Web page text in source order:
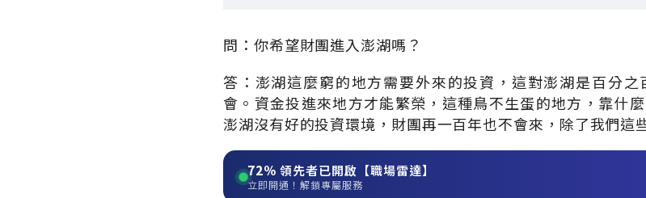
問：你希望財團進入澎湖嗎？
答：澎湖這麼窮的地方需要外來的投資，這對澎湖是百分
會。資金投進來地方才能繁榮，這種鳥不生蛋的地方，靠什
澎湖沒有好的投資環境，財團再一百年也不會來，除了我們這
72% 領先者已開啟【職場雷達】
立即開通！解鎖專屬服務